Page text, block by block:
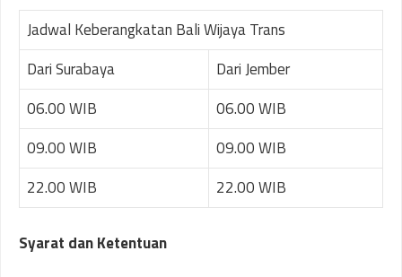
Jadwal Keberangkatan Bali Wijaya Trans
Dari Surabaya
Dari Jember
06.00 WIB
06.00 WIB
09.00 WIB
09.00 WIB
22.00 WIB
22.00 WIB
Syarat dan Ketentuan